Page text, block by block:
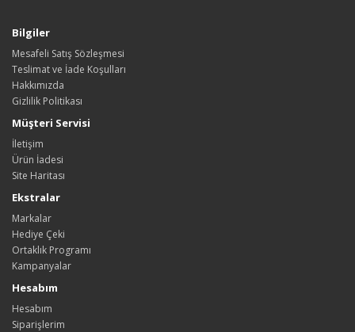
Bilgiler
Mesafeli Satış Sözleşmesi
Teslimat ve İade Koşulları
Hakkımızda
Gizlilik Politikası
Müşteri Servisi
İletişim
Ürün İadesi
Site Haritası
Ekstralar
Markalar
Hediye Çeki
Ortaklık Programı
Kampanyalar
Hesabım
Hesabım
Siparişlerim